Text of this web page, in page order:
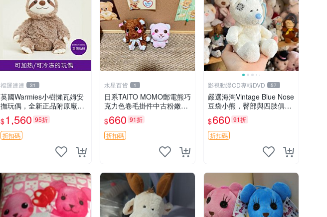
福運連連 31
英國Warmies小樹懶瓦姆安
撫玩偶，全新正品附原廠吊
牌與防塵袋，內藏薰衣草可
加熱，適合各個年齡層，冷
暖兩用享受抱抱樂趣，不容
錯過嚴選好物 溫暖 冷感
$1,560 95折
折扣碼
水星百貨 1
日系TAITO MOMO郵電熊巧
克力色卷毛掛件中古粉嫩玩
偶微瑕推薦 postpet momo
郵電熊 中古玩偶
$660 91折
折扣碼
影視動漫CD專輯DVD 57
嚴選海淘Vintage Blue Nose
豆袋小熊，臀部與四肢俱
全，坐高11公分，附原盒與
吊牌收藏。藍鼻子小熊，值
得擁有 玩具 憶熊
$660 91折
折扣碼